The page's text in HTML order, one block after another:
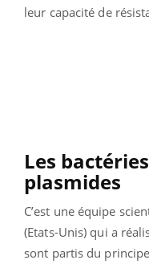
leur capacité de
Les
plasmides
C’est une équipe
(Etats-Unis) qui a
sont partis du